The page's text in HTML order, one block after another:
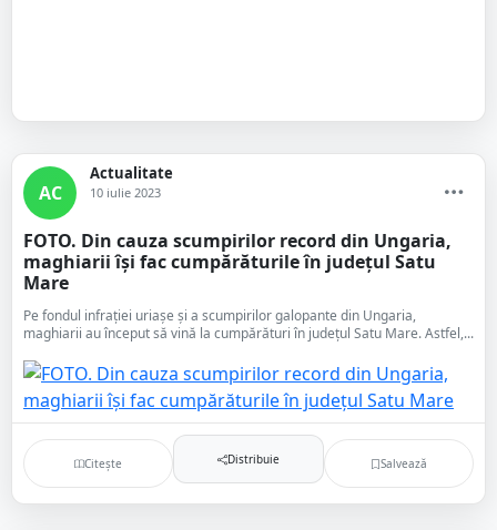
AC
Actualitate
10 iulie 2023
FOTO. Din cauza scumpirilor record din Ungaria,
maghiarii își fac cumpărăturile în județul Satu
Mare
Pe fondul infrației uriașe și a scumpirilor galopante din Ungaria,
maghiarii au început să vină la cumpărături în județul Satu Mare. Astfel,...
Citește Distribuie Salvează